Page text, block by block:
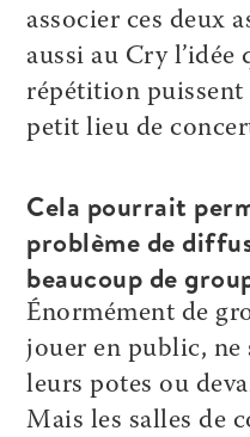
associer ces deux
aussi au Cry
répétition puissent
petit lieu de
Cela pourrait
problème de
beaucoup de
Énormément de
jouer en public, ne
leurs potes ou
Mais les salles de